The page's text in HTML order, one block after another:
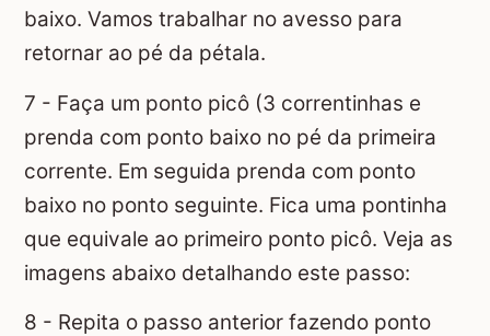
baixo. Vamos trabalhar no avesso para
retornar ao pé da pétala.
7 - Faça um ponto picô (3 correntinhas e
prenda com ponto baixo no pé da primeira
corrente. Em seguida prenda com ponto
baixo no ponto seguinte. Fica uma pontinha
que equivale ao primeiro ponto picô. Veja as
imagens abaixo detalhando este passo:
8 - Repita o passo anterior fazendo ponto